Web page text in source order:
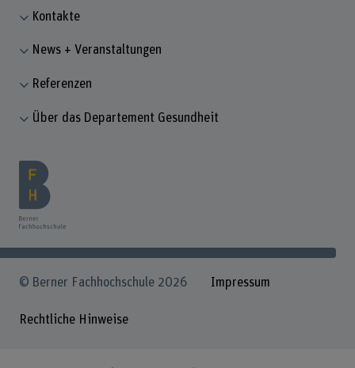
Kontakte
News + Veranstaltungen
Referenzen
Über das Departement Gesundheit
© Berner Fachhochschule 2026 Impressum
Rechtliche Hinweise